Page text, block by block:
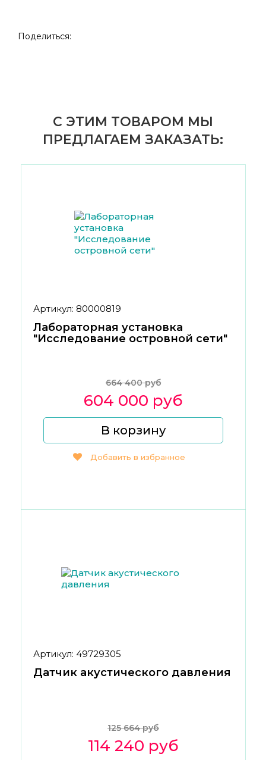
Поделиться:
С ЭТИМ ТОВАРОМ МЫ
ПРЕДЛАГАЕМ ЗАКАЗАТЬ:
Артикул: 80000819
Лабораторная установка
"Исследование островной сети"
664 400 руб
604 000 руб
В корзину
Добавить в избранное
Артикул: 49729305
Датчик акустического давления
125 664 руб
114 240 руб